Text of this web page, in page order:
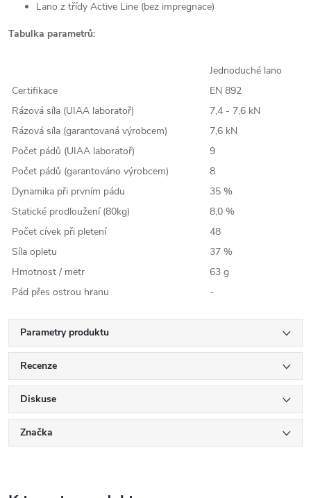
Lano z třídy Active Line (bez impregnace)
Tabulka parametrů:
Jednoduché lano
Certifikace
EN 892
Rázová síla (UIAA laboratoř)
7,4 - 7,6 kN
Rázová síla (garantovaná výrobcem)
7,6 kN
Počet pádů (UIAA laboratoř)
9
Počet pádů (garantováno výrobcem)
8
Dynamika při prvním pádu
35 %
Statické prodloužení (80kg)
8,0 %
Počet cívek při pletení
48
Síla opletu
37 %
Hmotnost / metr
63 g
Pád přes ostrou hranu
-
Parametry produktu
Recenze
Diskuse
Značka